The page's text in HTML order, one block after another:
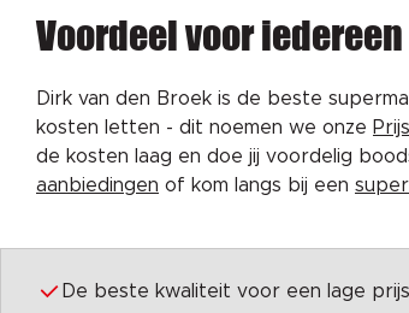
Voordeel voor iedereen
Dirk van den Broek is de beste
kosten letten - dit noemen we onze
de kosten laag en doe jij voordelig
aanbiedingen of kom langs bij een
De beste kwaliteit voor een lage prijs